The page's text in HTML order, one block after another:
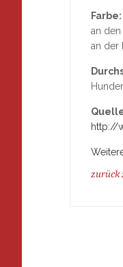
Farbe:
an
an der
http://
zurück